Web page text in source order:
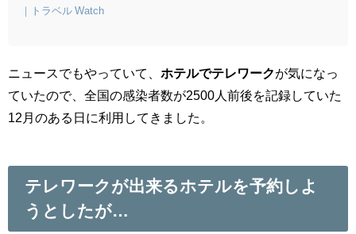
｜トラベル Watch
ニュースでもやっていて、 ホテルでテレワークが気になっ
ていたので、全国の感染者数が2500人前後を記録していた
12月のある日に利用してきました。
テレワークが出来るホテルを予約しよ
うとしたが…